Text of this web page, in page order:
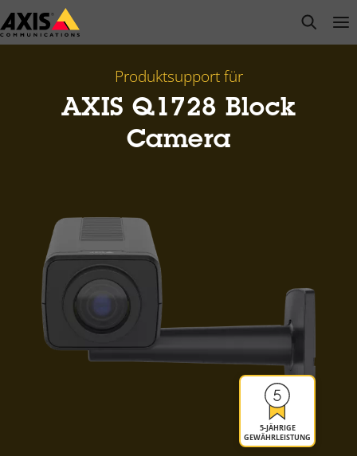
Zum
Hauptinhalt
open
Produktsupport für
AXIS Q1728 Block
Camera
5-JÄHRIGE
GEWÄHRLEISTUNG